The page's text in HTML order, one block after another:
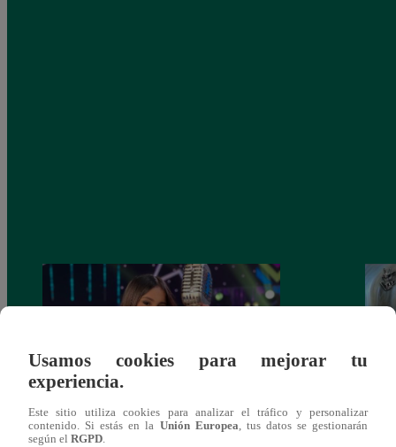
¡Imitadora de Laura Pausini se consagró
Usamos cookies para mejorar tu
experiencia.
Este sitio utiliza cookies para analizar el tráfico y personalizar
contenido. Si estás en la Unión Europea, tus datos se gestionarán
según el RGPD.